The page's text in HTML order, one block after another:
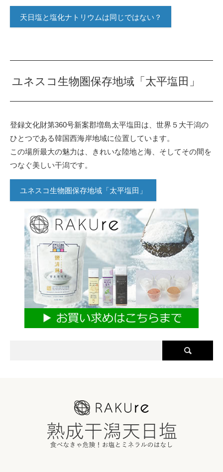
天日塩と塩化ナトリウムは同じではない？
ユネスコ生物圏保存地域「太平塩田」
登録文化財第360号新案郡増島太平塩田は、世界５大干潟の
ひとつである韓国西海岸地域に位置しています。
この場所最大の魅力は、きれいな陸地と海、そしてその間を
つなぐ美しい干潟です。
ユネスコ生物圏保存地域「太平塩田」